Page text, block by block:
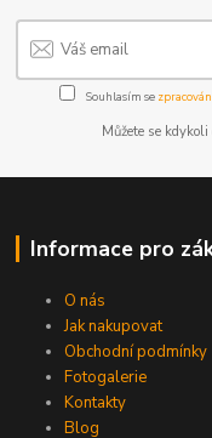
Souhlasím se
Můžete se
Informace pro
O nás
Jak nakupovat
Obchodní podmínky
Fotogalerie
Kontakty
Blog